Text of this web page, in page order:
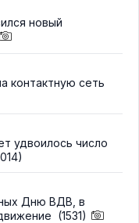
новый
контактную сеть
удвоилось число
Дню ВДВ, в
(1531)